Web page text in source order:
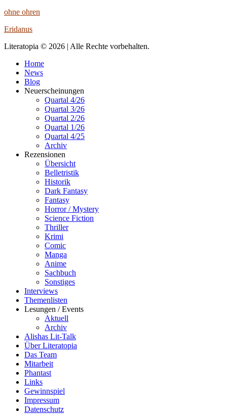
ohne ohren
Eridanus
Literatopia © 2026 | Alle Rechte vorbehalten.
Home
News
Blog
Neuerscheinungen
Quartal 4/26
Quartal 3/26
Quartal 2/26
Quartal 1/26
Quartal 4/25
Archiv
Rezensionen
Übersicht
Belletristik
Historik
Dark Fantasy
Fantasy
Horror / Mystery
Science Fiction
Thriller
Krimi
Comic
Manga
Anime
Sachbuch
Sonstiges
Interviews
Themenlisten
Lesungen / Events
Aktuell
Archiv
Alishas Lit-Talk
Über Literatopia
Das Team
Mitarbeit
Phantast
Links
Gewinnspiel
Impressum
Datenschutz